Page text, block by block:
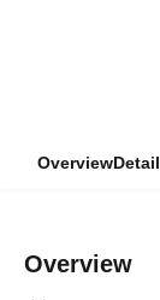
OverviewDetail
Overview